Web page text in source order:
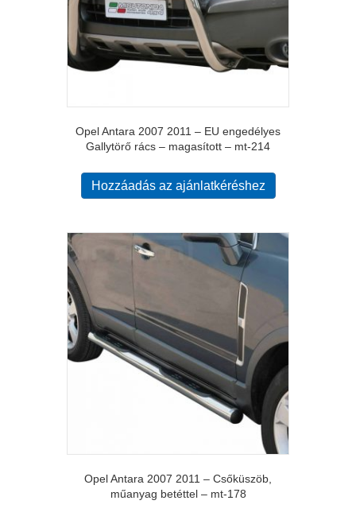
Opel Antara 2007 2011 – EU engedélyes
Gallytörő rács – magasított – mt-214
Hozzáadás az ajánlatkéréshez
Opel Antara 2007 2011 – Csőküszöb,
műanyag betéttel – mt-178